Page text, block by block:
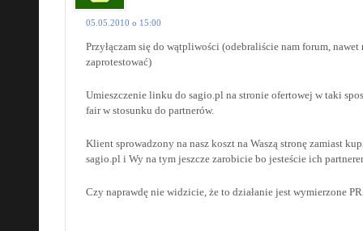
05.05.2010 o 15:00
Przyłączam się do wątpliwości (odebraliście nam forum,
zaprotestować)
Umieszczenie linku do sagio.pl na stronie ofertowej w taki
fair w stosunku do partnerów.
Klient sprowadzony na nasz koszt na Waszą stronę zamiast
sagio.pl i Wy na tym jeszcze zarobicie bo jesteście ich
Czy naprawdę nie widzicie, że to działanie jest wymierzone